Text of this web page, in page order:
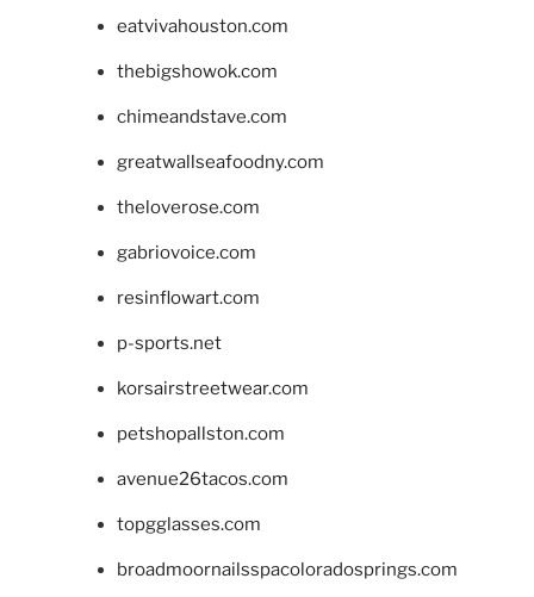
eatvivahouston.com
thebigshowok.com
chimeandstave.com
greatwallseafoodny.com
theloverose.com
gabriovoice.com
resinflowart.com
p-sports.net
korsairstreetwear.com
petshopallston.com
avenue26tacos.com
topgglasses.com
broadmoornailsspacoloradosprings.com